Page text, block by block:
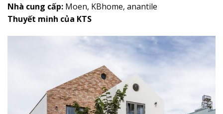
Nhà cung cấp: Moen, KBhome, anantile
Thuyết minh của KTS